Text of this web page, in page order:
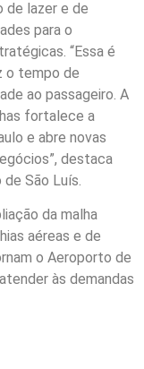
de lazer e de
para o
“Essa é
o tempo de
ao passageiro. A
fortalece a
e abre novas
destaca
São Luís.
da malha
aéreas e de
o Aeroporto de
às demandas